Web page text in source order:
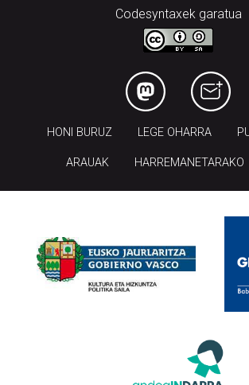
Codesyntaxek garatua
HONI BURUZ LEGE OHARRA
ARAUAK HARREMANETARAKO